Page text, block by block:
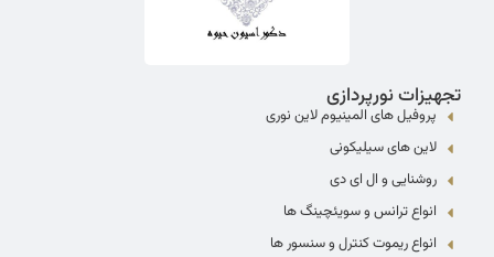
تجهیزات نورپردازی
پروفیل های المینیوم لاین نوری
لاین های سیلیکونی
روشنایی و ال ای دی
انواع ترانس و سویئچینگ ها
انواع ریموت کنترل و سنسور ها